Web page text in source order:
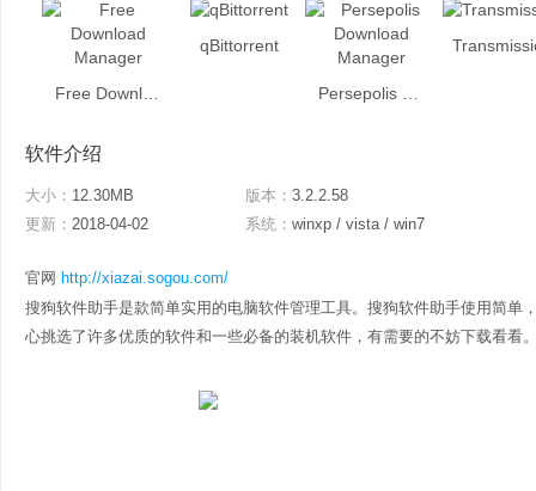
qBittorrent
软件介绍
大小： 12.30MB 版本： 3.2.2.58
更新： 2018-04-02 系统： winxp / vista / win7
官网 http://xiazai.sogou.com/
搜狗软件助手是款简单实用的电脑软件管理工具。搜狗软件助手使用简单
心挑选了许多优质的软件和一些必备的装机软件，有需要的不妨下载看看